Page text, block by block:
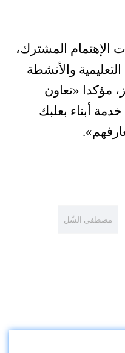
الإهتمام المشترك،
والأنشطة
مؤكدا «تعاون
أبناء بعلبك
مصطفى الشّل